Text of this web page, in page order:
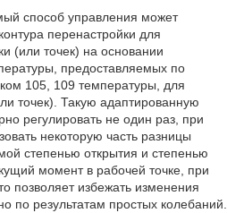
способ управления может
перенастройки для
(или точек) на основании
предоставляемых по
105, 109 температуры, для
точек). Такую адаптированную
регулировать не один раз, при
некоторую часть разницы
степенью открытия и степенью
момент в рабочей точке, при
позволяет избежать изменения
по результатам простых колебаний.